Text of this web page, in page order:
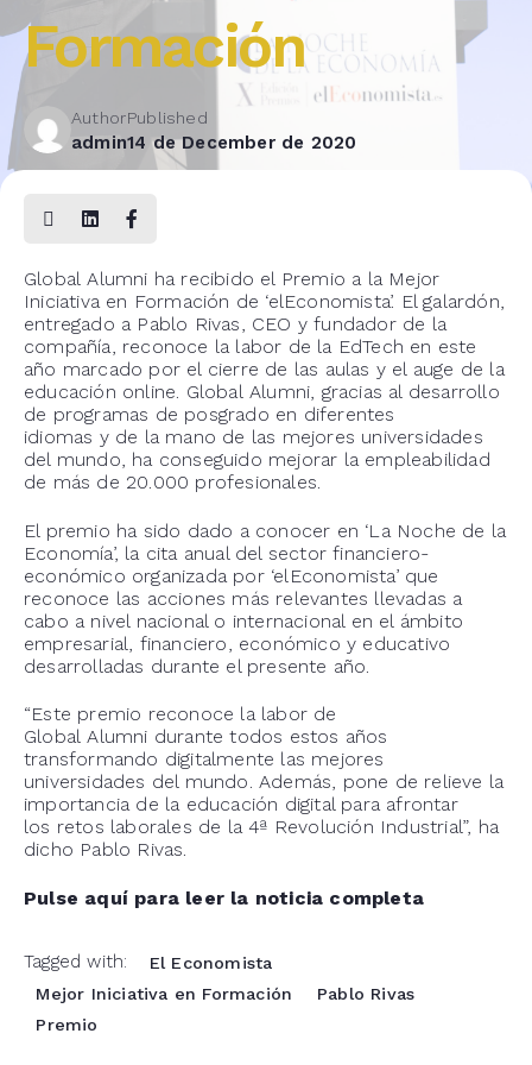
Formación
Author
admin
Published
14 de December de 2020
GlobalAlumni ha recibido el Premio a la Mejor
Iniciativa en Formación de ‘elEconomista’. El galardón,
entregado a Pablo Rivas, CEO y fundador de la
compañía, reconoce la labor de la EdTech en este
año marcado por el cierre de las aulas y el auge de la
educación online. GlobalAlumni, gracias al desarrollo
de programas de posgrado en diferentes
idiomas yde la mano de las mejores universidades
del mundo, ha conseguido mejorar la empleabilidad
de más de 20.000 profesionales.
El premio ha sido dado a conocer en ‘La Noche de la
Economía’, la cita anual del sector financiero-
económico organizada por ‘elEconomista’ que
reconoce las acciones más relevantes llevadas a
cabo a nivel nacional o internacional en el ámbito
empresarial, financiero, económico y educativo
desarrolladas durante el presente año.
“Este premio reconoce la labor de
GlobalAlumni durante todos estos años
transformando digitalmente las mejores
universidades del mundo. Además, pone de relieve la
importancia de la educación digital para afrontar
los retos laborales de la 4ª Revolución Industrial”, ha
dicho Pablo Rivas.
Pulse aquí para leer la noticia completa
Tagged with:
El Economista
Mejor Iniciativa en Formación
Pablo Rivas
Premio